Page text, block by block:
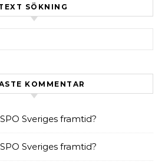
SÖKNING
KOMMENTAR
Sveriges framtid?
Sveriges framtid?